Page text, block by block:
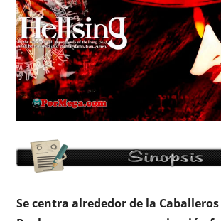
Se centra alrededor de la